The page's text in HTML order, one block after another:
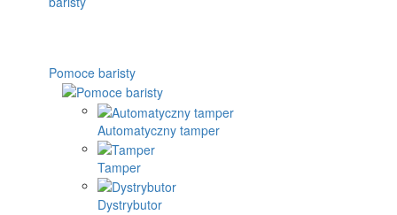
Pomoce baristy
Automatyczny tamper
Tamper
Dystrybutor